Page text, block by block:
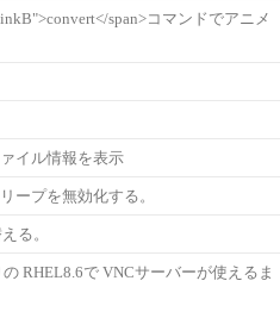
span>コマンドでアニメ
ァイル情報を表示
ープを無効化する。
る。
RHEL8.6で VNCサーバーが使えるま